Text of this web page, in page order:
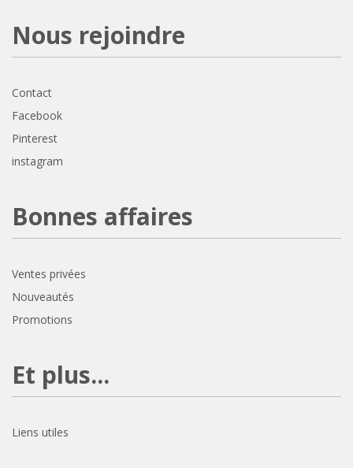
Nous rejoindre
Contact
Facebook
Pinterest
instagram
Bonnes affaires
Ventes privées
Nouveautés
Promotions
Et plus...
Liens utiles